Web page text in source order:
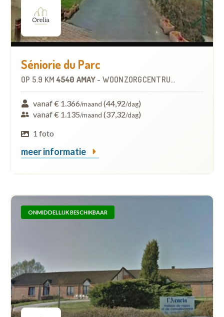
Séniorie du Parc
OP 5.9 KM 4540 AMAY - WOONZORGCENTRUM (WZC)
vanaf € 1.366/maand (44,92/dag)
vanaf € 1.135/maand (37,32/dag)
1 foto
meer informatie
ONMIDDELLIJK BESCHIKBAAR